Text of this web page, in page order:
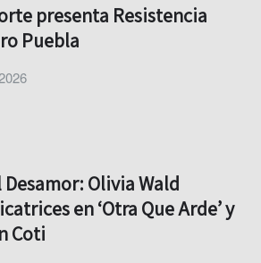
presenta Resistencia
Puebla
Olivia Wald
en ‘Otra Que Arde’ y
Coti